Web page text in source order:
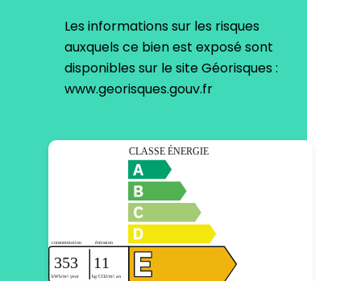
Les informations sur les risques
auxquels ce bien est exposé sont
disponibles sur le site Géorisques :
www.georisques.gouv.fr